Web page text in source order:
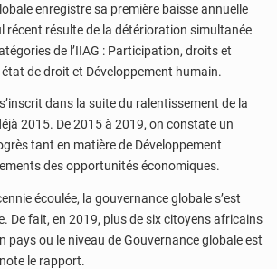
enregistre sa première baisse annuelle
récent résulte de la détérioration simultanée
de l’IIAG : Participation, droits et
de droit et Développement humain.
dans la suite du ralentissement de la
2015. De 2015 à 2019, on constate un
tant en matière de Développement
des opportunités économiques.
écoulée, la gouvernance globale s’est
De fait, en 2019, plus de six citoyens africains
pays ou le niveau de Gouvernance globale est
le rapport.